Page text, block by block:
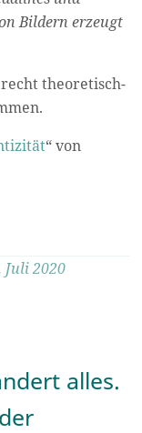
Bildern erzeugt
theoretisch-
“ von
Juli 2020
alles.